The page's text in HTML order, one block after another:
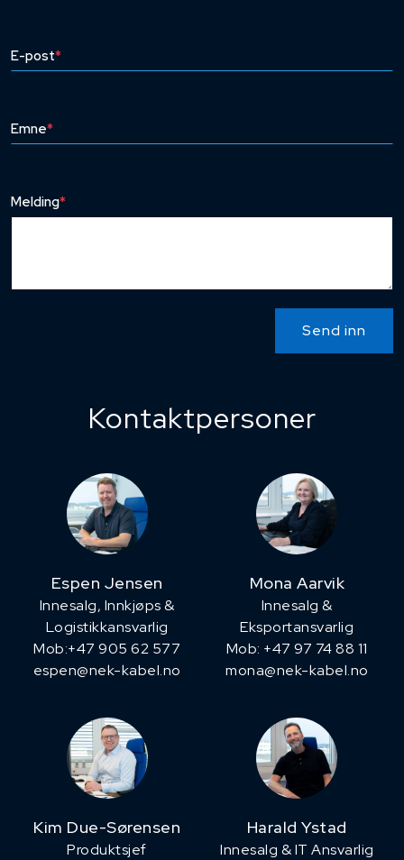
E-post*
Emne*
Melding*
Send inn
Kontaktpersoner
Espen Jensen
Innesalg, ​Innkjøps &
Logistikkansvarlig
Mob:+47 905 62 577
espen@nek-kabel.no
Mona Aarvik
Innesalg &
Eksportansvarlig
Mob: +47 97 74 88 11
mona@nek-kabel.no
Kim Due-Sørensen
Produktsjef
Harald Ystad
Innesalg & IT Ansvarlig